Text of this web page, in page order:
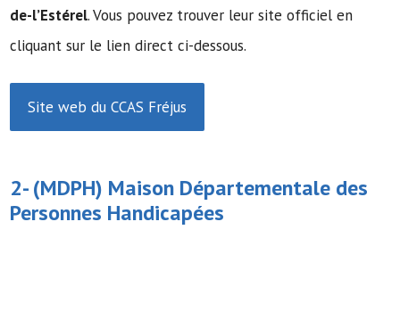
de-l’Estérel. Vous pouvez trouver leur site officiel en
cliquant sur le lien direct ci-dessous.
Site web du CCAS Fréjus
2- (MDPH) Maison Départementale des
Personnes Handicapées